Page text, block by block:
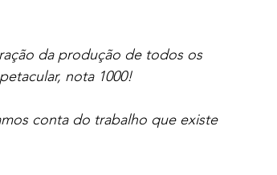
da produção de todos os
nota 1000!
conta do trabalho que existe